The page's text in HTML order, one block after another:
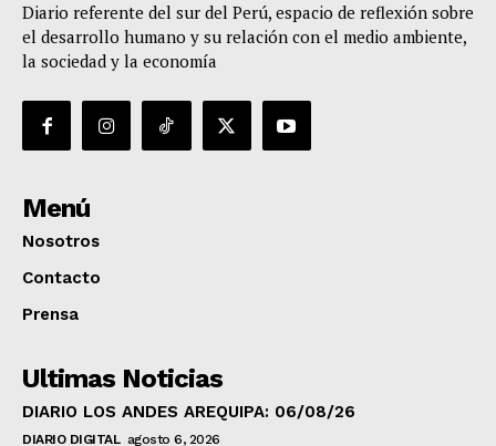
Diario referente del sur del Perú, espacio de reflexión sobre
el desarrollo humano y su relación con el medio ambiente,
la sociedad y la economía
Menú
Nosotros
Contacto
Prensa
Ultimas Noticias
DIARIO LOS ANDES AREQUIPA: 06/08/26
DIARIO DIGITAL agosto 6, 2026